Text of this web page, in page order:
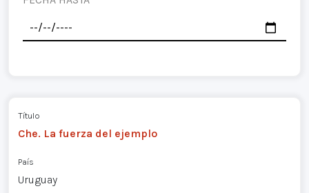
Título
Che. La fuerza del ejemplo
País
Uruguay